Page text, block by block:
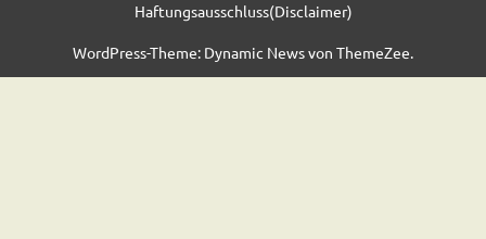
Haftungsausschluss(Disclaimer)
WordPress-Theme: Dynamic News von ThemeZee.